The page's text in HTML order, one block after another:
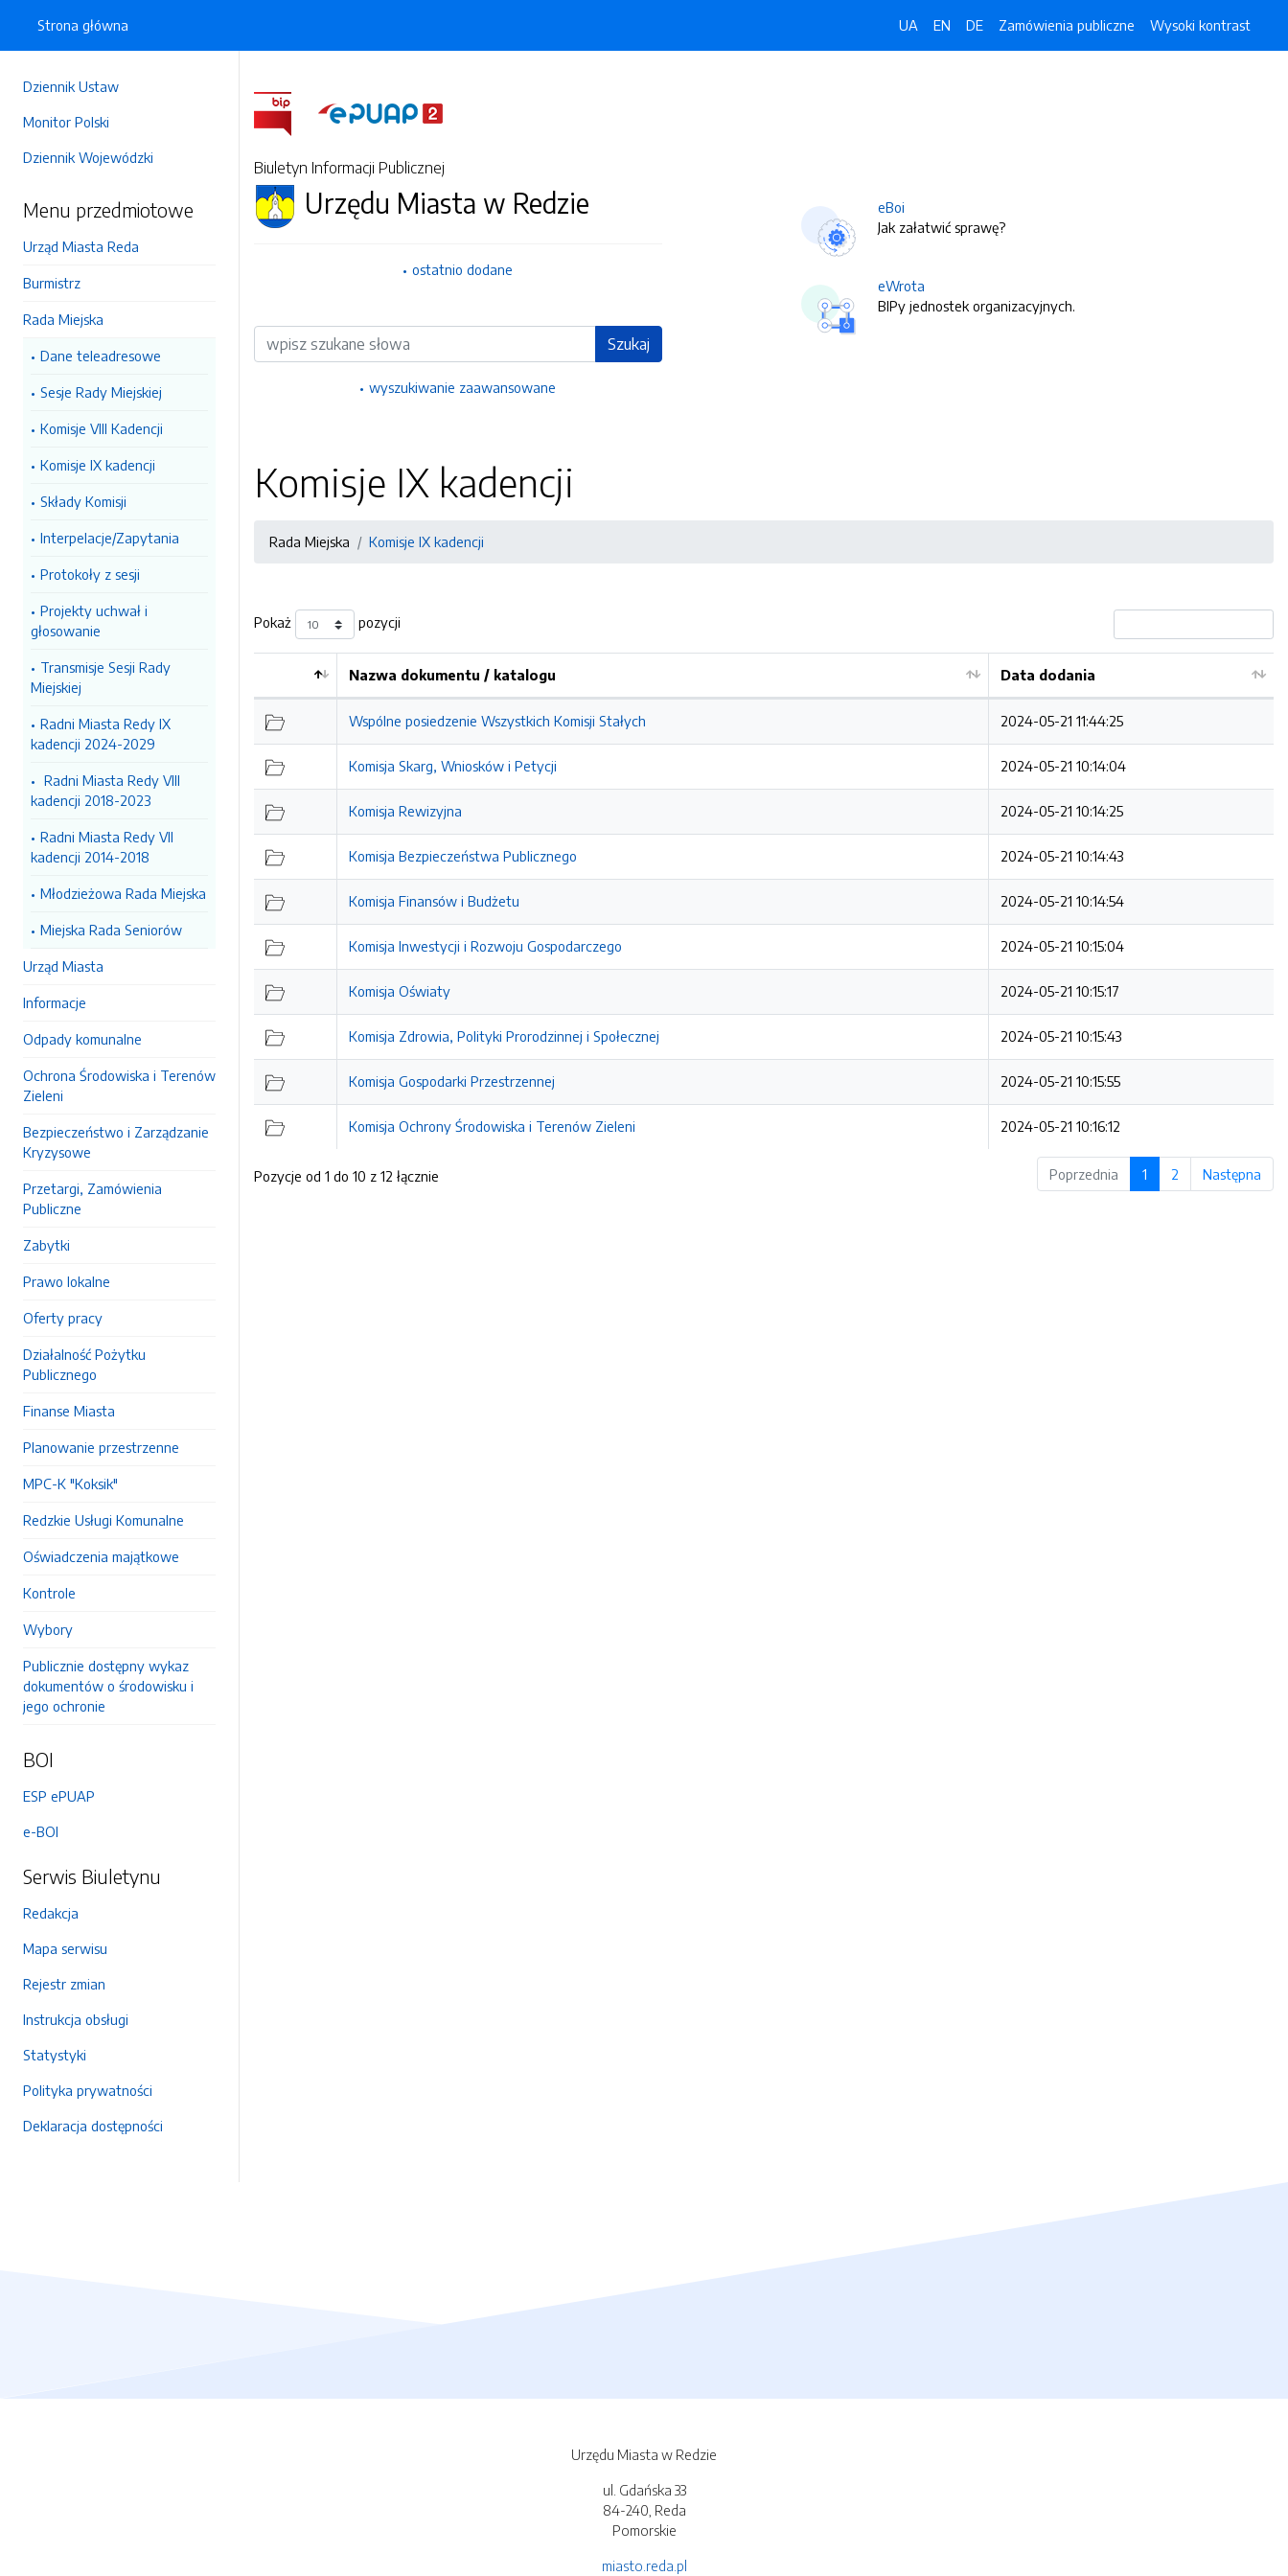
Dziennik Ustaw
Monitor Polski
Dziennik Wojewódzki
Menu przedmiotowe
Urząd Miasta Reda
Burmistrz
Rada Miejska
Dane teleadresowe
Sesje Rady Miejskiej
Komisje VIII Kadencji
Komisje IX kadencji
Składy Komisji
Interpelacje/Zapytania
Protokoły z sesji
Projekty uchwał i
głosowanie
Transmisje Sesji Rady
Miejskiej
Radni Miasta Redy IX
kadencji 2024-2029
Radni Miasta Redy VIII
kadencji 2018-2023
Radni Miasta Redy VII
kadencji 2014-2018
Młodzieżowa Rada Miejska
Miejska Rada Seniorów
Urząd Miasta
Informacje
Odpady komunalne
Ochrona Środowiska i Terenów
Zieleni
Bezpieczeństwo i Zarządzanie
Kryzysowe
Przetargi, Zamówienia
Publiczne
Zabytki
Prawo lokalne
Oferty pracy
Działalność Pożytku
Publicznego
Finanse Miasta
Planowanie przestrzenne
MPC-K "Koksik"
Redzkie Usługi Komunalne
Oświadczenia majątkowe
Kontrole
Wybory
Publicznie dostępny wykaz
dokumentów o środowisku i
jego ochronie
BOI
ESP ePUAP
e-BOI
Serwis Biuletynu
Redakcja
Mapa serwisu
Rejestr zmian
Instrukcja obsługi
Statystyki
Polityka prywatności
Deklaracja dostępności
Strona główna UA EN DE Zamówienia publiczne Wysoki kontrast
Biuletyn Informacji Publicznej
Urzędu Miasta w Redzie
ostatnio dodane
Wyszukiwarka Szukaj
wyszukiwanie zaawansowane
eBoi
Jak załatwić sprawę?
eWrota
BIPy jednostek organizacyjnych.
Komisje IX kadencji
Rada Miejska Komisje IX kadencji
Pokaż pozycji
Kolejność
Nazwa dokumentu / katalogu Data dodania
Wspólne posiedzenie Wszystkich Komisji Stałych 2024-05-21 11:44:25
Komisja Skarg, Wniosków i Petycji 2024-05-21 10:14:04
Komisja Rewizyjna 2024-05-21 10:14:25
Komisja Bezpieczeństwa Publicznego 2024-05-21 10:14:43
Komisja Finansów i Budżetu 2024-05-21 10:14:54
Komisja Inwestycji i Rozwoju Gospodarczego 2024-05-21 10:15:04
Komisja Oświaty 2024-05-21 10:15:17
Komisja Zdrowia, Polityki Prorodzinnej i Społecznej 2024-05-21 10:15:43
Komisja Gospodarki Przestrzennej 2024-05-21 10:15:55
Komisja Ochrony Środowiska i Terenów Zieleni 2024-05-21 10:16:12
Pozycje od 1 do 10 z 12 łącznie Poprzednia 1 2 Następna
Urzędu Miasta w Redzie
ul. Gdańska 33
84-240, Reda
Pomorskie
miasto.reda.pl